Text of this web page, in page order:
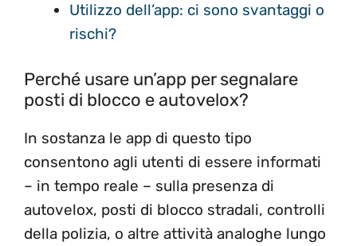
Utilizzo dell’app: ci sono svantaggi o
rischi?
Perché usare un’app per segnalare
posti di blocco e autovelox?
In sostanza le app di questo tipo
consentono agli utenti di essere informati
– in tempo reale – sulla presenza di
autovelox, posti di blocco stradali, controlli
della polizia, o altre attività analoghe lungo